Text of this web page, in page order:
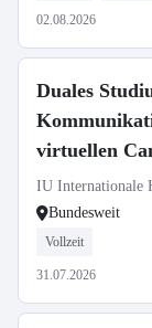
02.08.2026
Duales
virtuellen
IU Internationale
Bundesweit
Vollzeit
31.07.2026